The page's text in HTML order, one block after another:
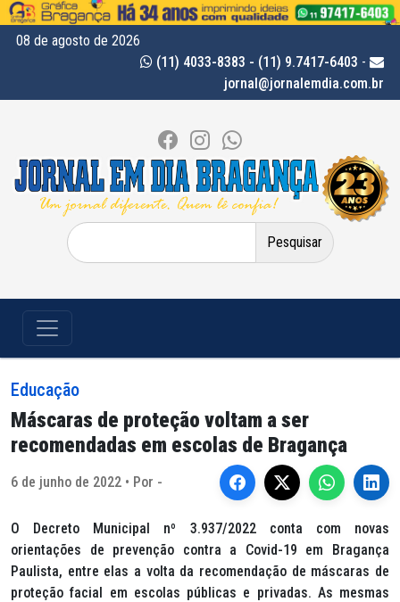
08 de agosto de 2026
(11) 4033-8383 - (11) 9.7417-6403 -
jornal@jornalemdia.com.br
Pesquisar
por:
Educação
Máscaras de proteção voltam a ser
recomendadas em escolas de Bragança
6 de junho de 2022 • Por -
O Decreto Municipal nº 3.937/2022 conta com novas
orientações de prevenção contra a Covid-19 em Bragança
Paulista, entre elas a volta da recomendação de máscaras de
proteção facial em escolas públicas e privadas. As mesmas